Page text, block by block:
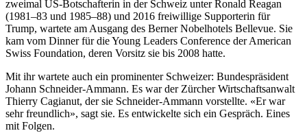
zweimal US-Botschafterin in der Schweiz unter Ronald Reagan
(1981–83 und 1985–88) und 2016 freiwillige Supporterin für
Trump, wartete am Ausgang des Berner Nobelhotels Bellevue. Sie
kam vom Dinner für die Young Leaders Conference der American
Swiss Foundation, deren Vorsitz sie bis 2008 hatte.
Mit ihr wartete auch ein prominenter Schweizer: Bundespräsident
Johann Schneider-Ammann. Es war der Zürcher Wirtschaftsanwalt
Thierry Cagianut, der sie Schneider-Ammann vorstellte. «Er war
sehr freundlich», sagt sie. Es entwickelte sich ein Gespräch. Eines
mit Folgen.